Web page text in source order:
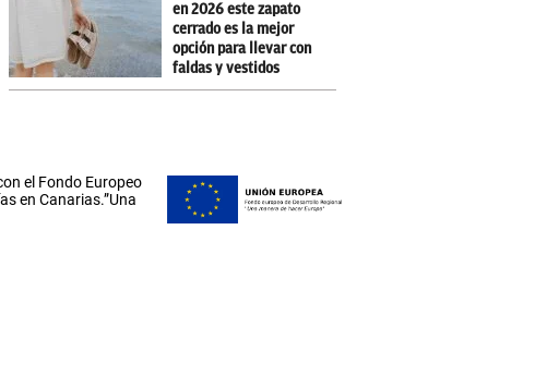
en 2026 este zapato
cerrado es la mejor
opción para llevar con
faldas y vestidos
el Fondo Europeo
en Canarias.”Una